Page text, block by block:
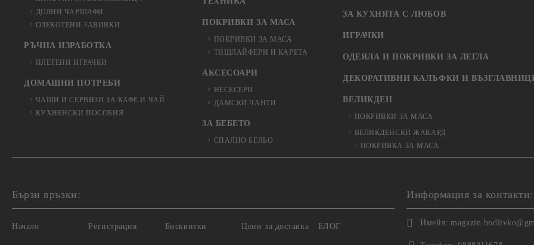
ДОЛНИ ЧАРШАФИ
ОЛЕКОТЕНИ ЗАВИВКИ
РЪЧНА ИЗРАБОТКА
ПЛЕТЕНИ ИГРАЧКИ
ДОМАШНИ ПОТРЕБИ
ЧАШИ И СЕРВИЗИ ЗА КАФЕ И ЧАЙ
КУХНЕНСКИ ПОСОБИЯ
ПОКРИВКИ ЗА МАСА
ПОКРИВКИ ЗА МАСА
ТИШЛАЙФЕРИ И КАРЕТА
АКСЕСОАРИ
НЕСЕСЕРИ
ДАМСКИ ЧАНТИ
ЗА БЕБЕТО
СПАЛНО БЕЛЬО
ЗА КУХНЯТА С ЛЮБОВ
ИГРАЧКИ
ОДЕЯЛА И ПОКРИВКИ ЗА ЛЕГЛА
ДЕКОРАТИВНИ КАЛЪФКИ И
ВЕЛИКДЕН
ПОКРИВКИ ЗА МАСА
ВЕЛИКДЕНСКИ ЖАКАРД
ПОКРИВКА ЗА МАСА
Бързи връзки:
Начало Регистрация Бисквитки Цени за доставка БЛОГ
Информация за контакти:
Имейл: